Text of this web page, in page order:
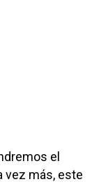
el
vez más, este